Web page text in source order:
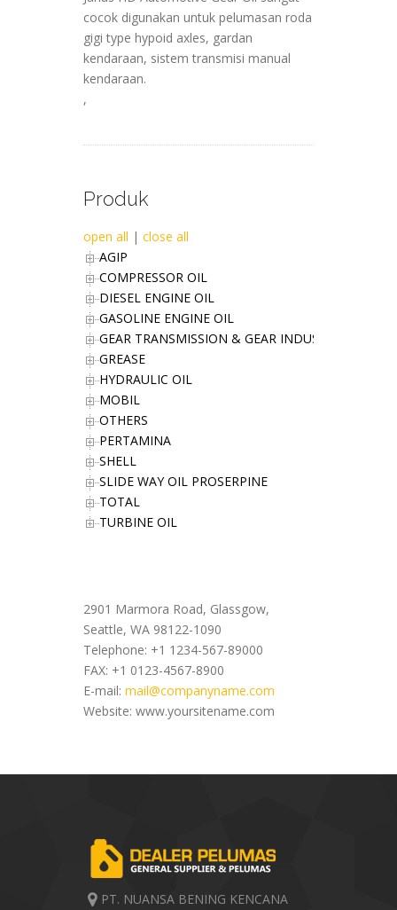
cocok digunakan untuk pelumasan roda
gigi type hypoid axles, gardan
kendaraan, sistem transmisi manual
kendaraan.
,
Produk
open all | close all
AGIP
COMPRESSOR OIL
DIESEL ENGINE OIL
GASOLINE ENGINE OIL
GEAR TRANSMISSION & GEAR INDUSTRIES OIL
GREASE
HYDRAULIC OIL
MOBIL
OTHERS
PERTAMINA
SHELL
SLIDE WAY OIL PROSERPINE
TOTAL
TURBINE OIL
2901 Marmora Road, Glassgow,
Seattle, WA 98122-1090
Telephone: +1 1234-567-89000
FAX: +1 0123-4567-8900
E-mail: mail@companyname.com
Website: www.yoursitename.com
PT. NUANSA BENING KENCANA